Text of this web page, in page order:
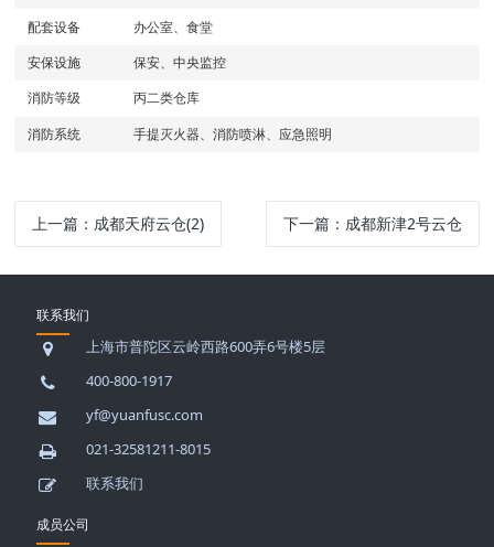
配套设备
办公室、食堂
安保设施
保安、中央监控
消防等级
丙二类仓库
消防系统
手提灭火器、消防喷淋、应急照明
上一篇： 成都天府云仓(2) 下一篇： 成都新津2号云仓
联系我们
上海市普陀区云岭西路600弄6号楼5层
400-800-1917
yf@yuanfusc.com
021-32581211-8015
联系我们
成员公司